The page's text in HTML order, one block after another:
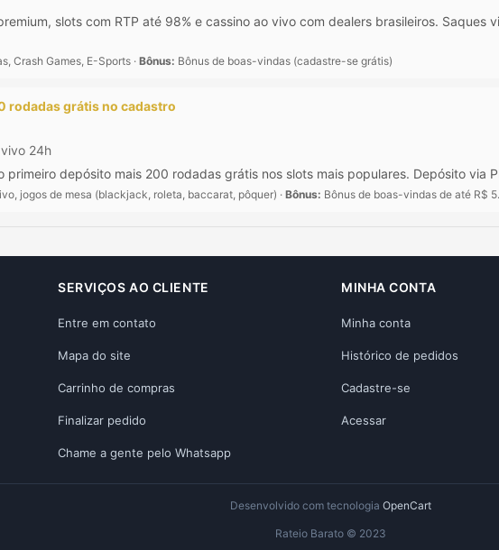
slots com RTP até 98% e cassino ao vivo com dealers brasileiros. Saques
Crash Games, E-Sports · Bônus: Bônus de boas-vindas (cadastre-se grátis)
rodadas grátis no cadastro
24h
primeiro depósito mais 200 rodadas grátis nos slots mais populares. Depósito via
jogos de mesa (blackjack, roleta, baccarat, pôquer) · Bônus: Bônus de boas-vindas de até R$
SERVIÇOS AO CLIENTE
Entre em contato
Mapa do site
Carrinho de compras
Finalizar pedido
Chame a gente pelo Whatsapp
MINHA CONTA
Minha conta
Histórico de pedidos
Cadastre-se
Acessar
Desenvolvido com tecnologia OpenCart
Rateio Barato © 2023